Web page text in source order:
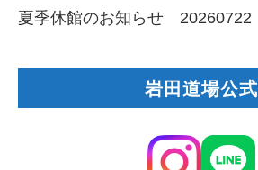
夏季休館のお知らせ 20260722
岩田道場公式